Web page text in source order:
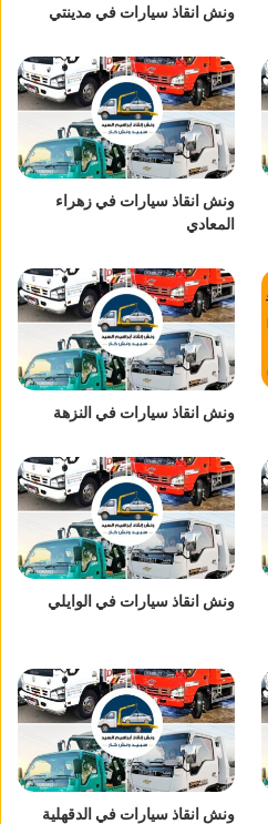
ونش انقاذ سيارات في مدينتي
ونش انقاذ سيارات في زهراء
المعادي
ونش انقاذ سيارات في النزهة
ونش انقاذ سيارات في الوايلي
ونش انقاذ سيارات في الدقهلية